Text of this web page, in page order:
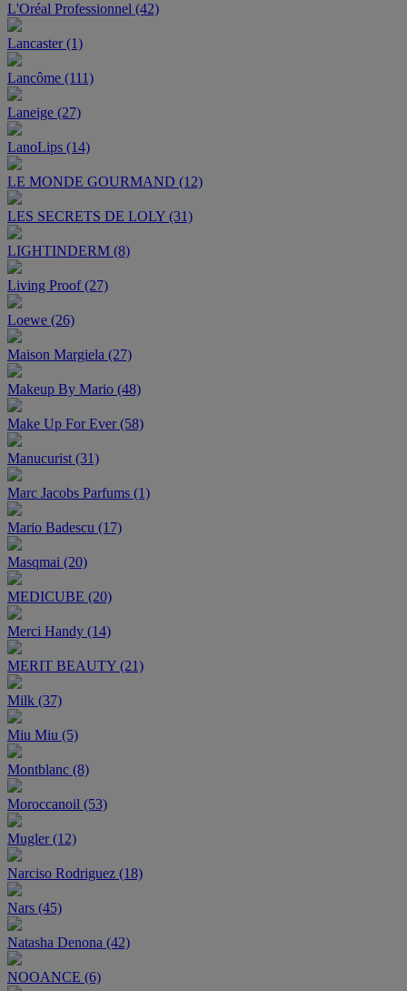
L'Oréal Professionnel (42)
Lancaster (1)
Lancôme (111)
Laneige (27)
LanoLips (14)
LE MONDE GOURMAND (12)
LES SECRETS DE LOLY (31)
LIGHTINDERM (8)
Living Proof (27)
Loewe (26)
Maison Margiela (27)
Makeup By Mario (48)
Make Up For Ever (58)
Manucurist (31)
Marc Jacobs Parfums (1)
Mario Badescu (17)
Masqmai (20)
MEDICUBE (20)
Merci Handy (14)
MERIT BEAUTY (21)
Milk (37)
Miu Miu (5)
Montblanc (8)
Moroccanoil (53)
Mugler (12)
Narciso Rodriguez (18)
Nars (45)
Natasha Denona (42)
NOOANCE (6)